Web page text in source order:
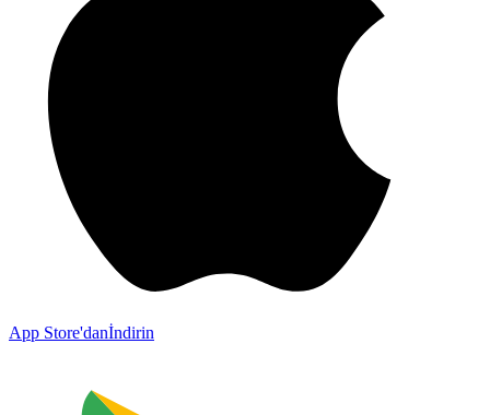
App Store'danİndirin